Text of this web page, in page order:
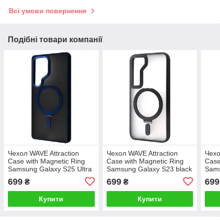
Всі умови повернення
Подібні товари компанії
Чехол WAVE Attraction
Case with Magnetic Ring
Samsung Galaxy S25 Ultra
699 ₴
Купити
Чехол WAVE Attraction
Case with Magnetic Ring
Samsung Galaxy S23 black
699₴
Купити
699